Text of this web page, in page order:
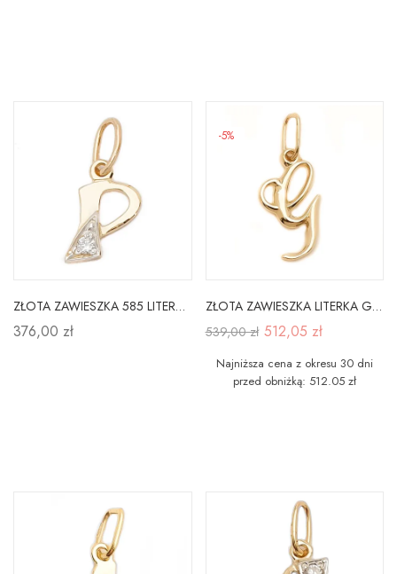
ZŁOTA ZAWIESZKA 585 LITERKA P z CYRKONIĄ
376,00 zł
-5%
ZŁOTA ZAWIESZKA LITERKA G PRÓBA 585
539,00 zł 512,05 zł
Najniższa cena z okresu 30 dni
przed obniżką: 512.05 zł